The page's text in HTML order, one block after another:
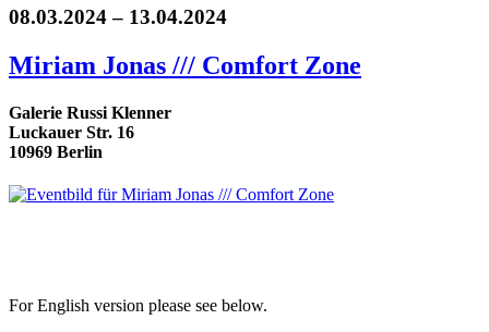
08.03.2024 – 13.04.2024
Miriam Jonas /// Comfort Zone
Galerie Russi Klenner
Luckauer Str. 16
10969 Berlin
For English version please see below.